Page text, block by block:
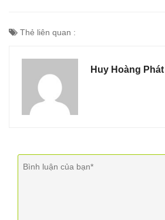
Thẻ liên quan :
Huy Hoàng Phát